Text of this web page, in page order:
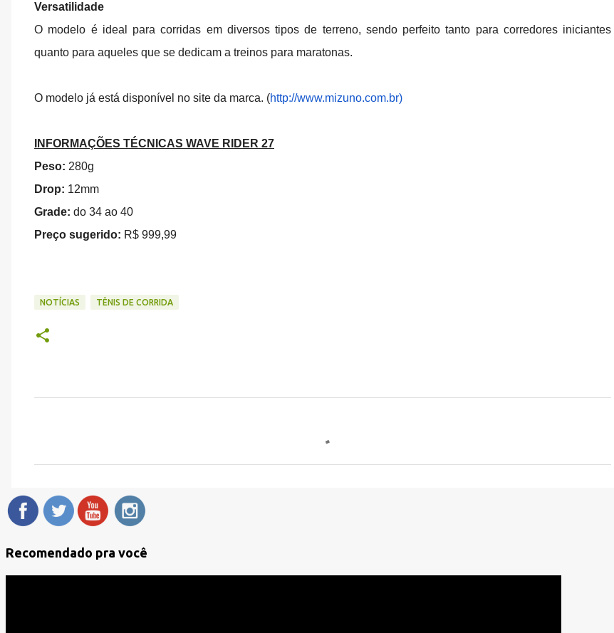
Versatilidade
O modelo é ideal para corridas em diversos tipos de terreno, sendo perfeito tanto para corredores iniciantes
quanto para aqueles que se dedicam a treinos para maratonas.
O modelo já está disponível no site da marca. (http://www.mizuno.com.br)
INFORMAÇÕES TÉCNICAS WAVE RIDER 27
Peso: 280g
Drop: 12mm
Grade: do 34 ao 40
Preço sugerido: R$ 999,99
NOTÍCIAS TÊNIS DE CORRIDA
n
t
r
i
Recomendado pra você